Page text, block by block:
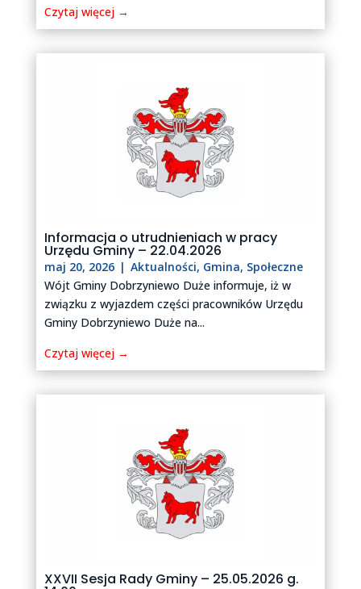
Czytaj więcej →
Informacja o utrudnieniach w pracy
Urzędu Gminy – 22.04.2026
maj 20, 2026 | Aktualności, Gmina, Społeczne
Wójt Gminy Dobrzyniewo Duże informuje, iż w
związku z wyjazdem części pracowników Urzędu
Gminy Dobrzyniewo Duże na...
Czytaj więcej →
XXVII Sesja Rady Gminy – 25.05.2026 g.